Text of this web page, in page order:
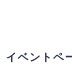
イベントペ